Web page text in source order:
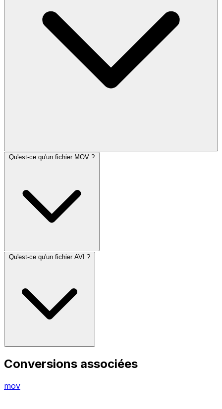
Qu'est-ce qu'un fichier MOV ?
Qu'est-ce qu'un fichier AVI ?
Conversions associées
mov